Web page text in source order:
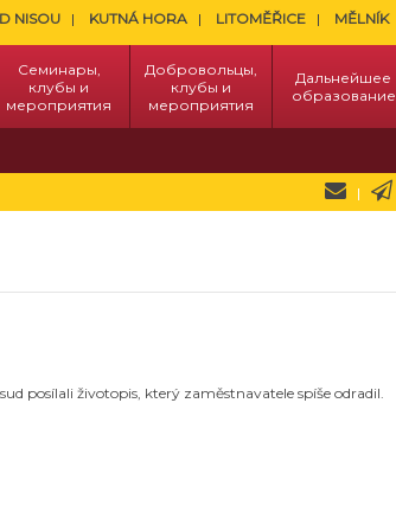
NISOU KUTNÁ HORA LITOMĚŘICE MĚLNÍK
Семинары,
клубы и
мероприятия
Добровольцы,
клубы и
мероприятия
Дальнейшее
образование
posílali životopis, který zaměstnavatele spíše odradil.